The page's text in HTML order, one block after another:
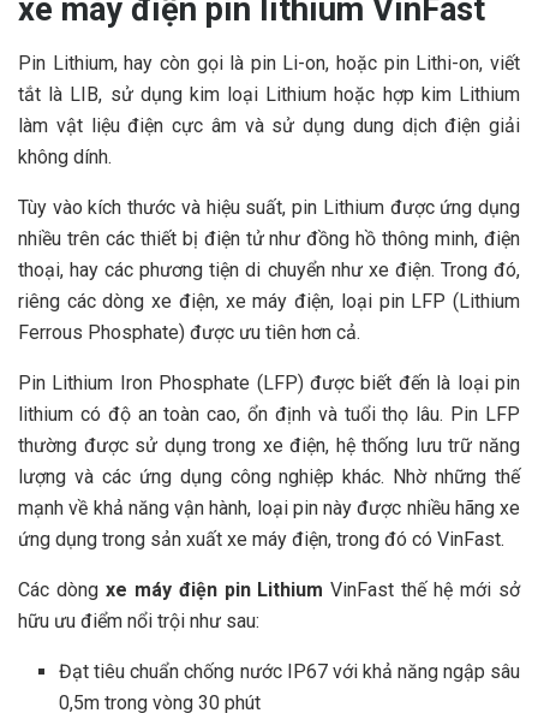
xe máy điện pin lithium VinFast
Pin Lithium, hay còn gọi là pin Li-on, hoặc pin Lithi-on, viết
tắt là LIB, sử dụng kim loại Lithium hoặc hợp kim Lithium
làm vật liệu điện cực âm và sử dụng dung dịch điện giải
không dính.
Tùy vào kích thước và hiệu suất, pin Lithium được ứng dụng
nhiều trên các thiết bị điện tử như đồng hồ thông minh, điện
thoại, hay các phương tiện di chuyển như xe điện. Trong đó,
riêng các dòng xe điện, xe máy điện, loại pin LFP (Lithium
Ferrous Phosphate) được ưu tiên hơn cả.
Pin Lithium Iron Phosphate (LFP) được biết đến là loại pin
lithium có độ an toàn cao, ổn định và tuổi thọ lâu. Pin LFP
thường được sử dụng trong xe điện, hệ thống lưu trữ năng
lượng và các ứng dụng công nghiệp khác. Nhờ những thế
mạnh về khả năng vận hành, loại pin này được nhiều hãng xe
ứng dụng trong sản xuất xe máy điện, trong đó có VinFast.
Các dòng xe máy điện pin Lithium VinFast thế hệ mới sở
hữu ưu điểm nổi trội như sau:
Đạt tiêu chuẩn chống nước IP67 với khả năng ngập sâu
0,5m trong vòng 30 phút